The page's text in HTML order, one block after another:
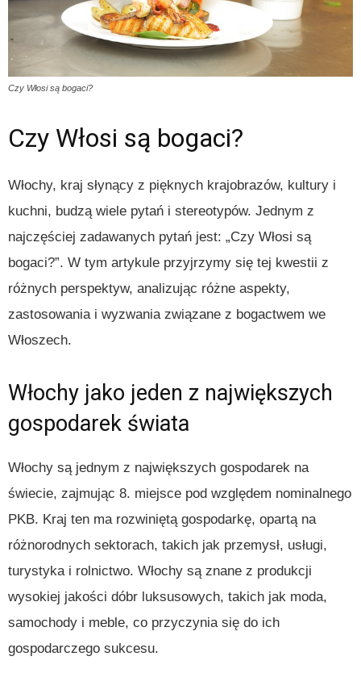
Czy Włosi są bogaci?
Czy Włosi są bogaci?
Włochy, kraj słynący z pięknych krajobrazów, kultury i
kuchni, budzą wiele pytań i stereotypów. Jednym z
najczęściej zadawanych pytań jest: „Czy Włosi są
bogaci?”. W tym artykule przyjrzymy się tej kwestii z
różnych perspektyw, analizując różne aspekty,
zastosowania i wyzwania związane z bogactwem we
Włoszech.
Włochy jako jeden z największych
gospodarek świata
Włochy są jednym z największych gospodarek na
świecie, zajmując 8. miejsce pod względem nominalnego
PKB. Kraj ten ma rozwiniętą gospodarkę, opartą na
różnorodnych sektorach, takich jak przemysł, usługi,
turystyka i rolnictwo. Włochy są znane z produkcji
wysokiej jakości dóbr luksusowych, takich jak moda,
samochody i meble, co przyczynia się do ich
gospodarczego sukcesu.